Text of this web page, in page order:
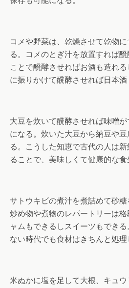
コメや野菜は、乾燥させて乾物
る。コメのとぎ汁を放置すれば
ことで醗酵させればお酒も造れ
に振りかけて醗酵させれば日本酒
大豆を炊いて醗酵させれば味噌
になる。炊いた大豆から納豆や
る。こうした知恵で古代の人は
ることで、美味しくて健康的な食
サトウキビの煮汁を煮詰めて砂糖
炒め物や煮物のレパートリーは
ャムもできるしスイーツもでき
ない時代でも食材はきちんと処理
米ぬかに塩を足して大根、キュ